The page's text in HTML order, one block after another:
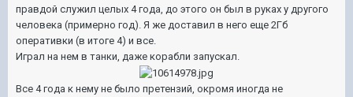
правдой служил целых 4 года, до этого он был в руках у другого
человека (примерно год). Я же доставил в него еще 2Гб
оперативки (в итоге 4) и все.
Играл на нем в танки, даже корабли запускал.
Все 4 года к нему не было претензий, окромя иногда не